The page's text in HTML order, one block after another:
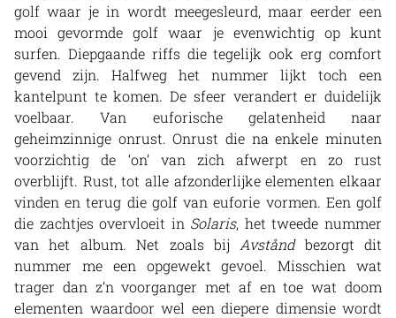
golf waar je in wordt meegesleurd, maar eerder een
mooi gevormde golf waar je evenwichtig op kunt
surfen. Diepgaande riffs die tegelijk ook erg comfort
gevend zijn. Halfweg het nummer lijkt toch een
kantelpunt te komen. De sfeer verandert er duidelijk
voelbaar. Van euforische gelatenheid naar
geheimzinnige onrust. Onrust die na enkele minuten
voorzichtig de ‘on’ van zich afwerpt en zo rust
overblijft. Rust, tot alle afzonderlijke elementen elkaar
vinden en terug die golf van euforie vormen. Een golf
die zachtjes overvloeit in Solaris, het tweede nummer
van het album. Net zoals bij Avståndbezorgt dit
nummer me een opgewekt gevoel. Misschien wat
trager dan z’n voorganger met af en toe wat doom
elementen waardoor wel een diepere dimensie wordt